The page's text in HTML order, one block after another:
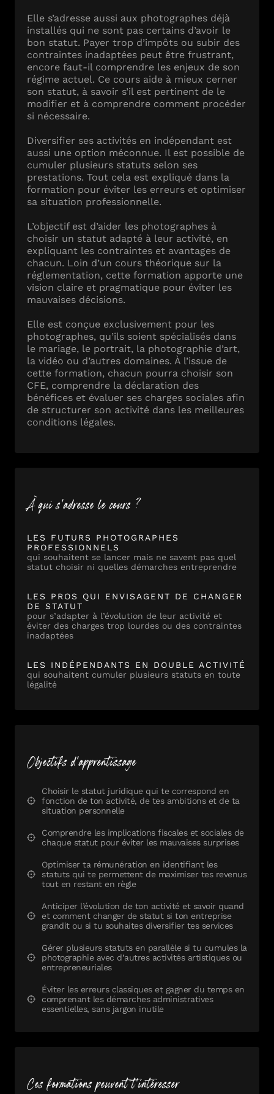
Elle s’adresse aussi aux photographes déjà
installés qui ne sont pas certains d’avoir le
bon statut. Payer trop d’impôts ou subir des
contraintes inadaptées peut être frustrant,
encore faut-il comprendre les enjeux de son
régime actuel. Ce cours aide à mieux cerner
son statut, à savoir s’il est pertinent de le
modifier et à comprendre comment procéder
si nécessaire.
Diversifier ses activités en indépendant est
aussi une option méconnue. Il est possible de
cumuler plusieurs statuts selon ses
prestations. Tout cela est expliqué dans la
formation pour éviter les erreurs et optimiser
sa situation professionnelle.
L’objectif est d’aider les photographes à
choisir un statut adapté à leur activité, en
expliquant les contraintes et avantages de
chacun. Loin d’un cours théorique sur la
réglementation, cette formation apporte une
vision claire et pragmatique pour éviter les
mauvaises décisions.
Elle est conçue exclusivement pour les
photographes, qu’ils soient spécialisés dans
le mariage, le portrait, la photographie d’art,
la vidéo ou d’autres domaines. À l’issue de
cette formation, chacun pourra choisir son
CFE, comprendre la déclaration des
bénéfices et évaluer ses charges sociales afin
de structurer son activité dans les meilleures
conditions légales.
À qui s'adresse le cours ?
LES FUTURS PHOTOGRAPHES
PROFESSIONNELS
qui souhaitent se lancer mais ne savent pas quel
statut choisir ni quelles démarches entreprendre
LES PROS QUI ENVISAGENT DE CHANGER
DE STATUT
pour s’adapter à l’évolution de leur activité et
éviter des charges trop lourdes ou des contraintes
inadaptées
LES INDÉPENDANTS EN DOUBLE ACTIVITÉ
qui souhaitent cumuler plusieurs statuts en toute
légalité
Objectifs d'apprentissage
Choisir le statut juridique qui te correspond en
fonction de ton activité, de tes ambitions et de ta
situation personnelle
Comprendre les implications fiscales et sociales de
chaque statut pour éviter les mauvaises surprises
Optimiser ta rémunération en identifiant les
statuts qui te permettent de maximiser tes revenus
tout en restant en règle
Anticiper l’évolution de ton activité et savoir quand
et comment changer de statut si ton entreprise
grandit ou si tu souhaites diversifier tes services
Gérer plusieurs statuts en parallèle si tu cumules la
photographie avec d’autres activités artistiques ou
entrepreneuriales
Éviter les erreurs classiques et gagner du temps en
comprenant les démarches administratives
essentielles, sans jargon inutile
Ces formations peuvent t'intéresser